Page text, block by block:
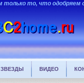
только то, что одобряем
ЗВЕЗДЫ ВИДЕО